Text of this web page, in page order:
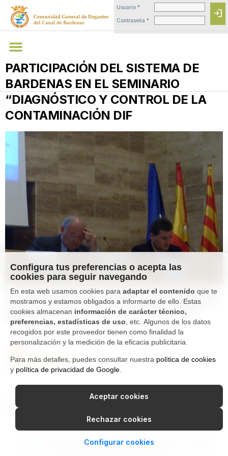
Configura tus preferencias o acepta las
cookies para seguir navegando
En esta web usamos cookies para adaptar el contenido que te
mostramos y estamos obligados a informarte de ello. Estas
cookies almacenan información de carácter técnico,
preferencias, estadísticas de uso , etc. Algunos de los datos
recogidos por este proveedor tienen como finalidad la
personalización y la medición de la eficacia publicitaria.
Para más detalles, puedes consultar nuestra política de cookies
y política de privacidad de Google
Aceptar cookies
Rechazar cookies
Configurar cookies
Usuario *
Contraseña *
login
PARTICIPACIÓN DEL SISTEMA DE
BARDENAS EN EL SEMINARIO
“DIAGNÓSTICO Y CONTROL DE LA
CONTAMINACIÓN DIF
Los días 20 y 21 de octubre de 2010 se celebró en Zaragoza el
seminario “DIAGNÓSTICO Y CONTROL DE LA CONTAMINACIÓN
DIFUSA EN LA AGRICULTURA DE REGADÍO MEDITERRÁNEA”
organizado por […]
Ctra Gallur-Sangüesa s/n 50600
Ejea de los Caballeros, Zaragoza
Canal Interno de InformaciónPolítica de privacidad